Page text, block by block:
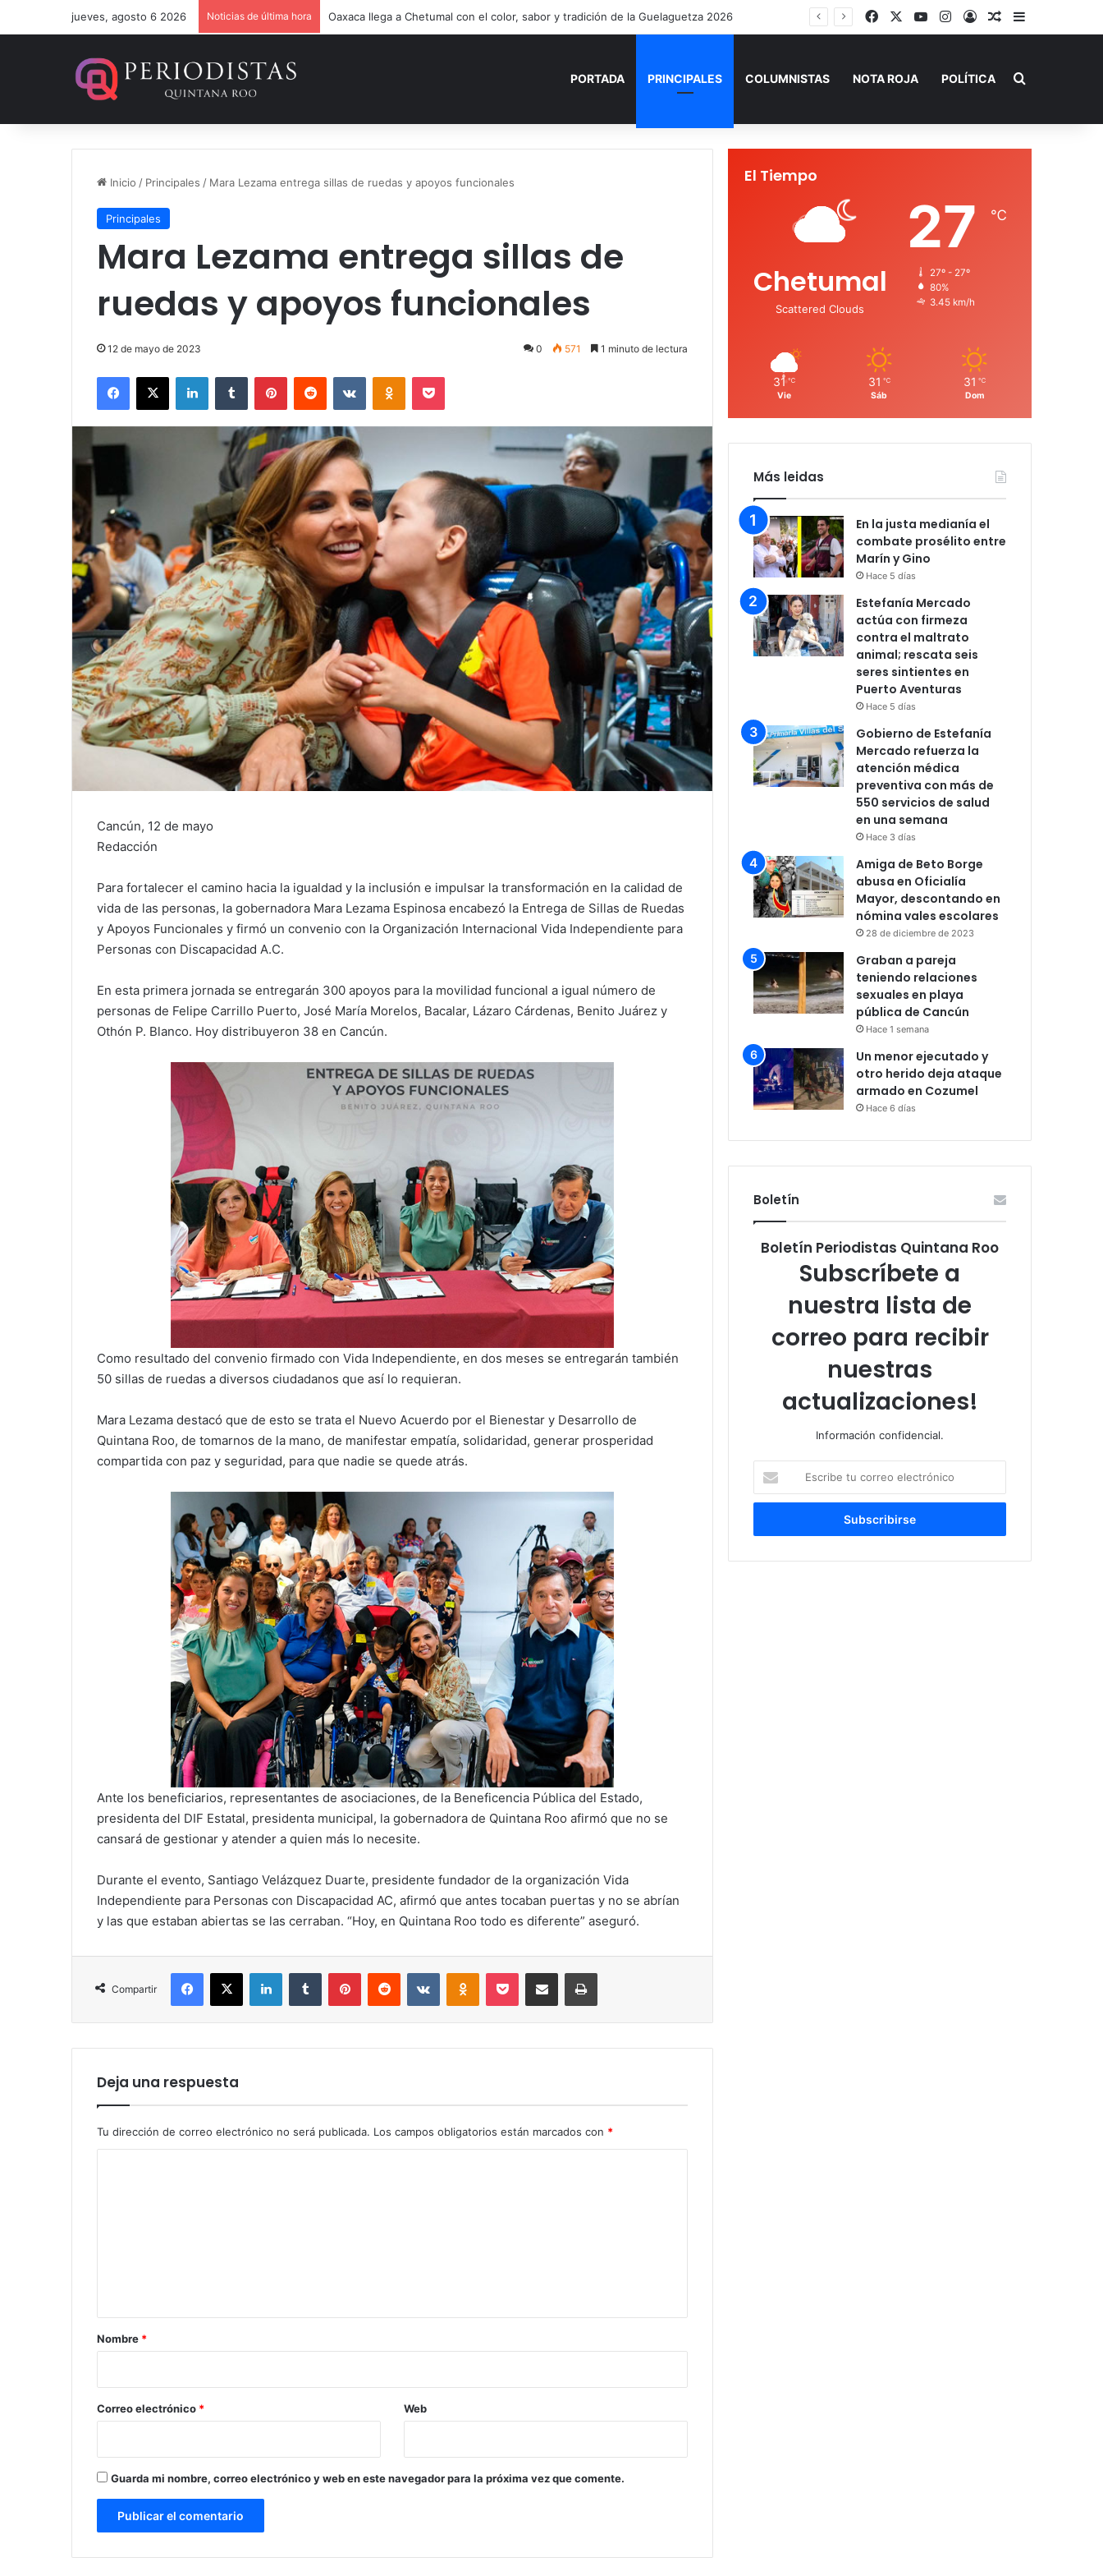
jueves, agosto 6 2026 Noticias de última hora Estefanía Mercado cumple con la repavimentación del puente vehicular FacebookYouTubeInstagram
AccesoPublicación al
Barra lateral
PORTADA PRINCIPALES COLUMNISTAS NOTA ROJA POLÍTICA Buscar por
Inicio / Principales / Mara Lezama entrega sillas de ruedas y apoyos funcionales
Principales
Mara Lezama entrega sillas de
ruedas y apoyos funcionales
12 de mayo de 2023 0 571 1 minuto de lectura
Facebook
X LinkedInTumblr PinterestReddit VKontakteOdnoklassniki
Pocket
Cancún, 12 de mayo
Redacción
Para fortalecer el camino hacia la igualdad y la inclusión e impulsar la transformación en la calidad de
vida de las personas, la gobernadora Mara Lezama Espinosa encabezó la Entrega de Sillas de Ruedas
y Apoyos Funcionales y firmó un convenio con la Organización Internacional Vida Independiente para
Personas con Discapacidad A.C.
En esta primera jornada se entregarán 300 apoyos para la movilidad funcional a igual número de
personas de Felipe Carrillo Puerto, José María Morelos, Bacalar, Lázaro Cárdenas, Benito Juárez y
Othón P. Blanco. Hoy distribuyeron 38 en Cancún.
Como resultado del convenio firmado con Vida Independiente, en dos meses se entregarán también
50 sillas de ruedas a diversos ciudadanos que así lo requieran.
Mara Lezama destacó que de esto se trata el Nuevo Acuerdo por el Bienestar y Desarrollo de
Quintana Roo, de tomarnos de la mano, de manifestar empatía, solidaridad, generar prosperidad
compartida con paz y seguridad, para que nadie se quede atrás.
Ante los beneficiarios, representantes de asociaciones, de la Beneficencia Pública del Estado,
presidenta del DIF Estatal, presidenta municipal, la gobernadora de Quintana Roo afirmó que no se
cansará de gestionar y atender a quien más lo necesite.
Durante el evento, Santiago Velázquez Duarte, presidente fundador de la organización Vida
Independiente para Personas con Discapacidad AC, afirmó que antes tocaban puertas y no se abrían
y las que estaban abiertas se las cerraban. “Hoy, en Quintana Roo todo es diferente” aseguró.
Compartir
Facebook
X LinkedInTumblr PinterestReddit VKontakteOdnoklassniki
Pocket Compartir por correo electrónicoImprimir
Deja una respuesta
Tu dirección de correo electrónico no será publicada. Los campos obligatorios están marcados con *
r
*
Nombre *
Correo electrónico * Web
Guarda mi nombre, correo electrónico y web en este navegador para la próxima vez que comente.
El Tiempo
Chetumal
Scattered Clouds
27 ℃
27º - 27º
80%
3.45 km/h
31 ℃
Vie
31 ℃
Sáb
31 ℃
Dom
Más leidas
En la justa medianía el
combate prosélito entre
Marín y Gino
Hace 5 días
Estefanía Mercado
actúa con firmeza
contra el maltrato
animal; rescata seis
seres sintientes en
Puerto Aventuras
Hace 5 días
Gobierno de Estefanía
Mercado refuerza la
atención médica
preventiva con más de
550 servicios de salud
en una semana
Hace 3 días
Amiga de Beto Borge
abusa en Oficialía
Mayor, descontando en
nómina vales escolares
28 de diciembre de 2023
Graban a pareja
teniendo relaciones
sexuales en playa
pública de Cancún
Hace 1 semana
Un menor ejecutado y
otro herido deja ataque
armado en Cozumel
Hace 6 días
Boletín
Boletín Periodistas Quintana Roo
Subscríbete a
nuestra lista de
correo para recibir
nuestras
actualizaciones!
Información confidencial.
tu
correo